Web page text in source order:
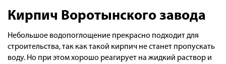
Кирпич Воротынского завода
Небольшое водопоглощение прекрасно подходит для
строительства, так как такой кирпич не станет пропускать
воду. Но при этом хорошо реагирует на жидкий раствор и